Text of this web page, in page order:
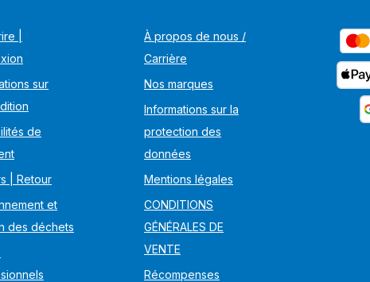
|
sur
de
| Retour
et
des déchets
À propos de nous /
Carrière
Nos marques
Informations sur la
protection des
données
Mentions légales
CONDITIONS
GÉNÉRALES DE
VENTE
Récompenses